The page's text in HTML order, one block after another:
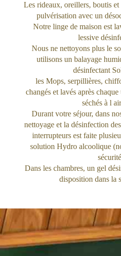
Les rideaux, oreillers, boutis et
pulvérisation avec un
Notre linge de maison est
lessive
Nous ne nettoyons plus le
utilisons un balayage
désinfectant
les Mops, serpillières,
changés et lavés après
séchés à l
Durant votre séjour, dans
nettoyage et la désinfection
interrupteurs est faite
solution Hydro alcoolique
Dans les chambres, un gel
disposition dans la